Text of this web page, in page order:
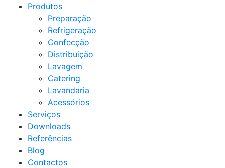
Produtos
Preparação
Refrigeração
Confecção
Distribuição
Lavagem
Catering
Lavandaria
Acessórios
Serviços
Downloads
Referências
Blog
Contactos